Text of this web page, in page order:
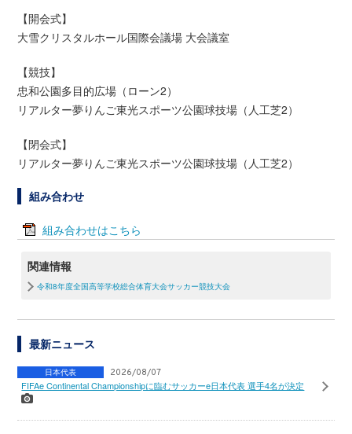
【開会式】
大雪クリスタルホール国際会議場 大会議室
【競技】
忠和公園多目的広場（ローン2）
リアルター夢りんご東光スポーツ公園球技場（人工芝2）
【閉会式】
リアルター夢りんご東光スポーツ公園球技場（人工芝2）
組み合わせ
組み合わせはこちら
関連情報
令和8年度全国高等学校総合体育大会サッカー競技大会
最新ニュース
日本代表 2026/08/07
FIFAe Continental Championshipに臨むサッカーe日本代表 選手4名が決定